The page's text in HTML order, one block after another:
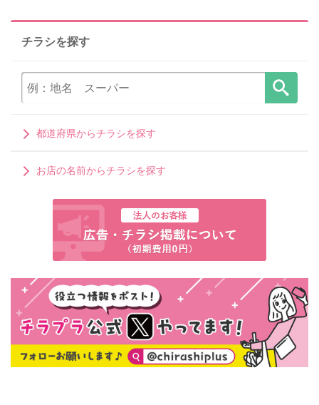
チラシを探す
都道府県からチラシを探す
お店の名前からチラシを探す